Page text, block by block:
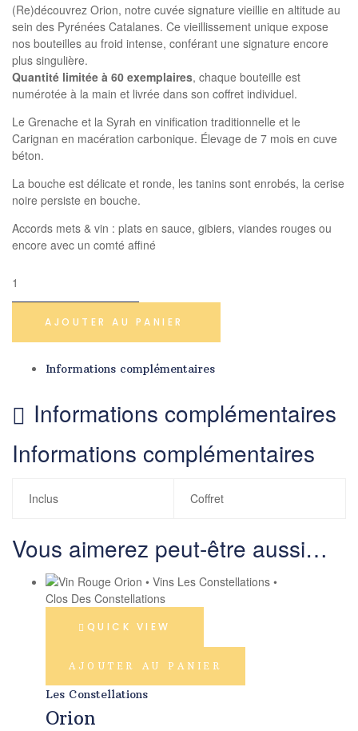
(Re)découvrez Orion, notre cuvée signature vieillie en altitude au
sein des Pyrénées Catalanes. Ce vieillissement unique expose
nos bouteilles au froid intense, conférant une signature encore
plus singulière.
Quantité limitée à 60 exemplaires, chaque bouteille est
numérotée à la main et livrée dans son coffret individuel.
Le Grenache et la Syrah en vinification traditionnelle et le
Carignan en macération carbonique. Élevage de 7 mois en cuve
béton.
La bouche est délicate et ronde, les tanins sont enrobés, la cerise
noire persiste en bouche.
Accords mets & vin : plats en sauce, gibiers, viandes rouges ou
encore avec un comté affiné
AJOUTER AU PANIER
Informations complémentaires
Informations complémentaires
Informations complémentaires
Inclus Coffret
Vous aimerez peut-être aussi…
QUICK VIEW
AJOUTER AU PANIER
Les Constellations
Orion